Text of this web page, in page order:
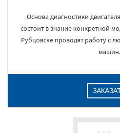
Основа диагностики
состоит в знание конкретной
Рубцовске проводят работу с
машин.